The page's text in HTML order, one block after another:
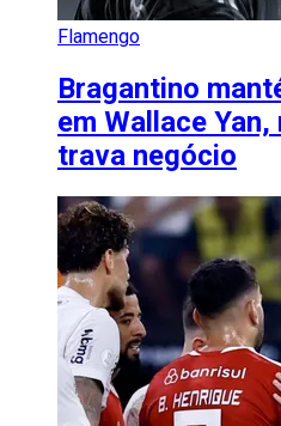
Flamengo
Bragantino
em Wallace
trava negócio